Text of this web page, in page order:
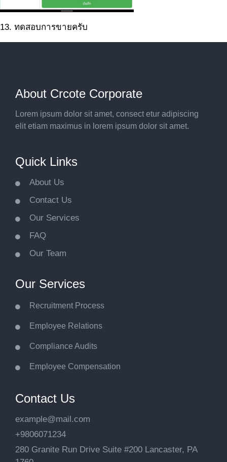
13. ทดสอบการขายครับ
About Crcote Corporate
Lorem ipsum dolor sit amet, consect etur adipiscing
elit etiam maximus in lorem ipsum dolor sit amet.
Quick Links
About Us
Contact Us
Our Services
FAQ
Our Team
Our Services
Recruitment Process
Employee Relations
Compliance Audits
Employee Compensation
Contact Us
example@mail.com
+9806071234
280 Granite Run Drive Suite #200 Lancaster, PA